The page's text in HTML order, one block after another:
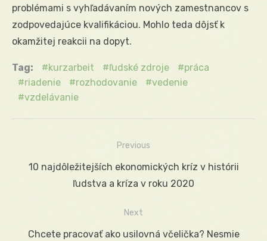
problémami s vyhľadávaním nových zamestnancov s
zodpovedajúce kvalifikáciou. Mohlo teda dôjsť k
okamžitej reakcii na dopyt.
Tag: kurzarbeit ľudské zdroje
práca
riadenie
rozhodovanie
vedenie
vzdelávanie
Navigácia
Previous
Previous
10 najdôležitejších ekonomických kríz v histórii
ľudstva a kríza v roku 2020
Next
Next
Chcete pracovať ako usilovná včelička? Nesmie